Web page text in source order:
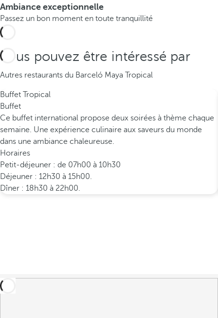
Ambiance exceptionnelle
Passez un bon moment en toute tranquillité
Vous pouvez être intéressé par
Autres restaurants du Barceló Maya Tropical
Buffet Tropical
Buffet
Ce buffet international propose deux soirées à thème chaque
semaine. Une expérience culinaire aux saveurs du monde
dans une ambiance chaleureuse.
Horaires
Petit-déjeuner : de 07h00 à 10h30
Déjeuner : 12h30 à 15h00.
Dîner : 18h30 à 22h00.